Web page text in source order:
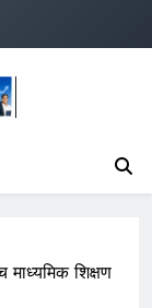
माध्यमिक शिक्षण